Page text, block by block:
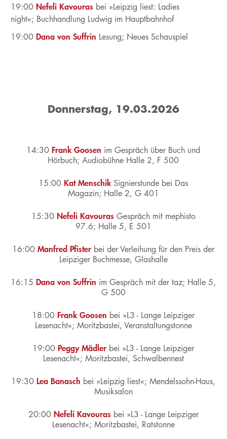
19:00 Nefeli Kavouras bei »Leipzig liest: Ladies
night«; Buchhandlung Ludwig im Hauptbahnhof
19:00 Dana von Suffrin Lesung; Neues Schauspiel
Donnerstag, 19.03.2026
14:30Frank Goosen im Gespräch über Buch und
Hörbuch;Audiobühne Halle 2, F 500
15:00Kat MenschikSignierstunde bei Das
Magazin; Halle 2, G 401
15:30 Nefeli Kavouras Gespräch mit mephisto
97.6; Halle 5, E 501
16:00Manfred Pfister bei der Verleihung für den Preis der
Leipziger Buchmesse, Glashalle
16:15Dana von Suffrin im Gespräch mit der taz; Halle 5,
G 500
18:00Frank Goosen bei »L3 - Lange Leipziger
Lesenacht«; Moritzbastei, Veranstaltungstonne
19:00Peggy Mädler bei »L3 - Lange Leipziger
Lesenacht«; Moritzbastei, Schwalbennest
19:30Lea Banasch bei »Leipzig liest«;Mendelssohn-Haus,
Musiksalon
20:00 Nefeli Kavouras bei »L3 - Lange Leipziger
Lesenacht«; Moritzbastei, Ratstonne